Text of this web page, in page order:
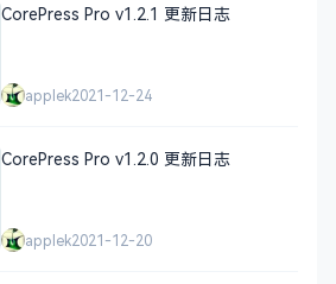
CorePress Pro v1.2.1 更新日志
applek2021-12-24
CorePress Pro v1.2.0 更新日志
applek2021-12-20